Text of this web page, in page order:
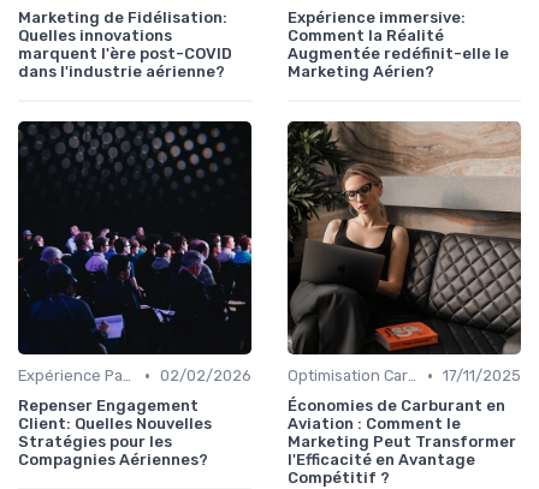
Marketing de Fidélisation:
Quelles innovations
marquent l'ère post-COVID
dans l'industrie aérienne?
Expérience immersive:
Comment la Réalité
Augmentée redéfinit-elle le
Marketing Aérien?
Expérience Passager • 02/02/2026
Repenser Engagement
Client: Quelles Nouvelles
Stratégies pour les
Compagnies Aériennes?
Optimisation Carburant • 17/11/2025
Économies de Carburant en
Aviation : Comment le
Marketing Peut Transformer
l'Efficacité en Avantage
Compétitif ?